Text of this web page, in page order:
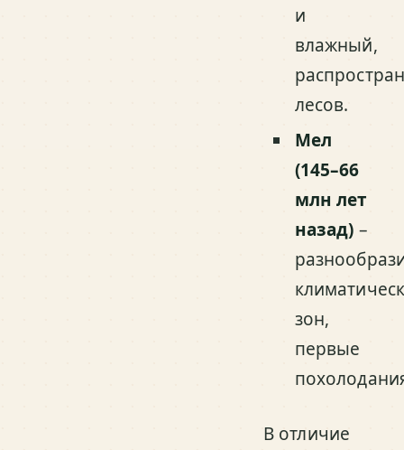
и
влажный,
лесов.
Мел
(145–66
млн лет
назад) –
зон,
первые
В отличие